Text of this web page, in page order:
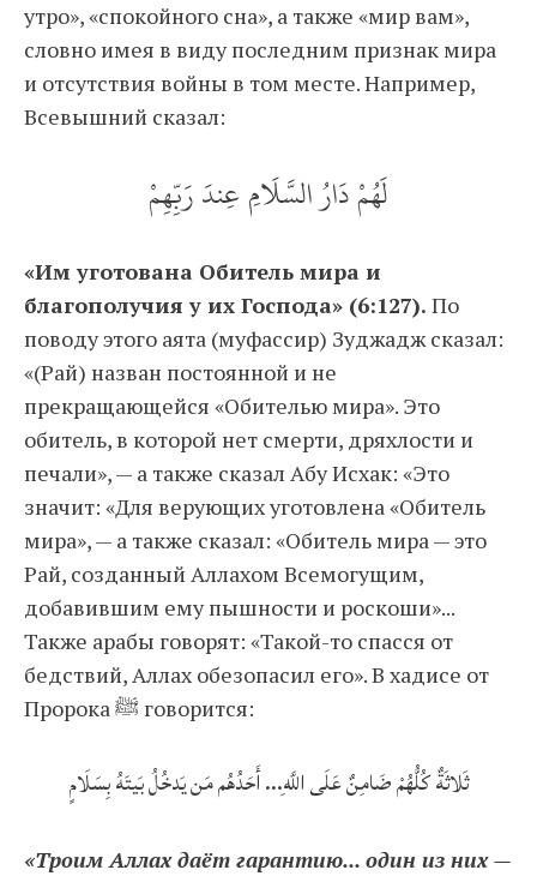
утро», «спокойного сна», а также «мир вам»,
словно имея в виду последним признак мира
и отсутствия войны в том месте. Например,
Всевышний сказал:
لَهُمْ دَارُ السَّلَامِ عِندَ رَبِّهِمْ
«Им уготована Обитель мира и
благополучия у их Господа» (6:127). По
поводу этого аята (муфассир) Зуджадж сказал:
«(Рай) назван постоянной и не
прекращающейся «Обителью мира». Это
обитель, в которой нет смерти, дряхлости и
печали», — а также сказал Абу Исхак: «Это
значит: «Для верующих уготовлена «Обитель
мира», — а также сказал: «Обитель мира — это
Рай, созданный Аллахом Всемогущим,
добавившим ему пышности и роскоши»...
Также арабы говорят: «Такой-то спасся от
бедствий, Аллах обезопасил его». В хадисе от
Пророка ﷺ говорится:
ثَلاثَةٌ كُلُّهُمْ ضَامِنٌ عَلَى اللَّهِ... أَحَدُهُم مَن يَدخُلُ بَيتَهُ بِسَلَامٍ
«Троим Аллах даёт гарантию... один из них —